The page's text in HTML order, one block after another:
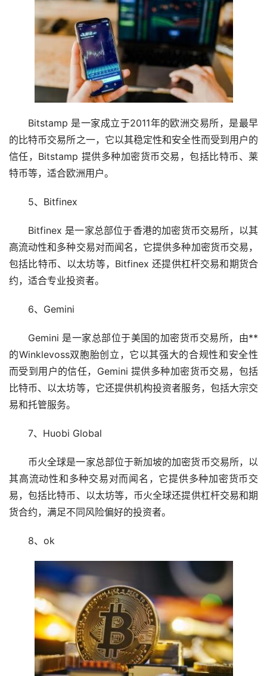
Bitstamp 是一家成立于2011年的欧洲交易所，是最早
的比特币交易所之一，它以其稳定性和安全性而受到用户的
信任，Bitstamp 提供多种加密货币交易，包括比特币、莱
特币等，适合欧洲用户。
5、Bitfinex
Bitfinex 是一家总部位于香港的加密货币交易所，以其
高流动性和多种交易对而闻名，它提供多种加密货币交易，
包括比特币、以太坊等，Bitfinex 还提供杠杆交易和期货合
约，适合专业投资者。
6、Gemini
Gemini 是一家总部位于美国的加密货币交易所，由**
的Winklevoss双胞胎创立，它以其强大的合规性和安全性
而受到用户的信任，Gemini 提供多种加密货币交易，包括
比特币、以太坊等，它还提供机构投资者服务，包括大宗交
易和托管服务。
7、Huobi Global
币火全球是一家总部位于新加坡的加密货币交易所，以
其高流动性和多种交易对而闻名，它提供多种加密货币交
易，包括比特币、以太坊等，币火全球还提供杠杆交易和期
货合约，满足不同风险偏好的投资者。
8、ok